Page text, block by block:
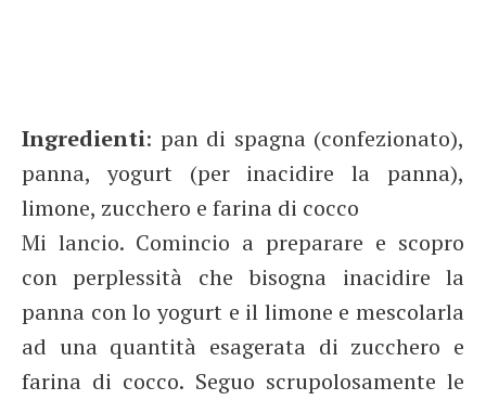
Ingredienti: pan di spagna (confezionato),
panna, yogurt (per inacidire la panna),
limone, zucchero e farina di cocco
Mi lancio. Comincio a preparare e scopro
con perplessità che bisogna inacidire la
panna con lo yogurt e il limone e mescolarla
ad una quantità esagerata di zucchero e
farina di cocco. Seguo scrupolosamente le